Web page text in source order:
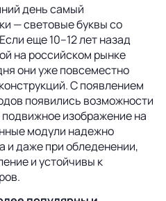
день самый
— световые буквы со
еще 10–12 лет назад
на российском рынке
они уже повсеместно
С появлением
появились возможности
изображение на
модули надежно
и даже при обледенении,
и устойчивы к